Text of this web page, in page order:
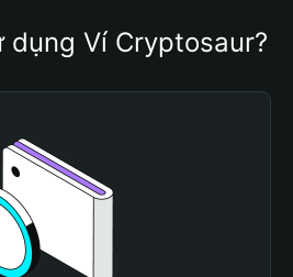
dụng Ví Cryptosaur?